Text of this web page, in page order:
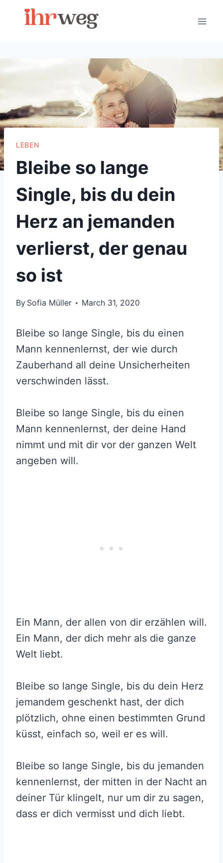
LEBEN
Bleibe so lange
Single, bis du dein
Herz an jemanden
verlierst, der genau
so ist
By Sofia Müller March 31, 2020
Bleibe so lange Single, bis du einen
Mann kennenlernst, der wie durch
Zauberhand all deine Unsicherheiten
verschwinden lässt.
Bleibe so lange Single, bis du einen
Mann kennenlernst, der deine Hand
nimmt und mit dir vor der ganzen Welt
angeben will.
Ein Mann, der allen von dir erzählen will.
Ein Mann, der dich mehr als die ganze
Welt liebt.
Bleibe so lange Single, bis du dein Herz
jemandem geschenkt hast, der dich
plötzlich, ohne einen bestimmten Grund
küsst, einfach so, weil er es will.
Bleibe so lange Single, bis du jemanden
kennenlernst, der mitten in der Nacht an
deiner Tür klingelt, nur um dir zu sagen,
dass er dich vermisst und dich liebt.